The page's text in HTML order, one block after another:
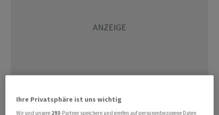
Ihre Privatsphäre ist uns wichtig
Wir und unsere 293-Partner speichern und greifen auf personenbezogene Daten